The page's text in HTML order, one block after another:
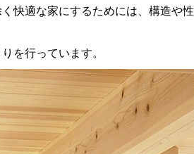
快適な家にするためには、構造や性
を行っています。